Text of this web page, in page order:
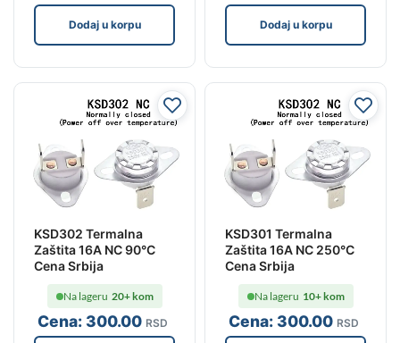
Dodaj u korpu Dodaj u korpu
KSD302 Termalna
Zaštita 16A NC 90°C
Cena Srbija
Cena:300.00 RSD
Na lageru 20+ kom
KSD301 Termalna
Zaštita 16A NC 250°C
Cena Srbija
Cena:300.00 RSD
Na lageru 10+ kom